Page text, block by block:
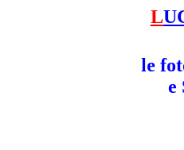
L
le
e